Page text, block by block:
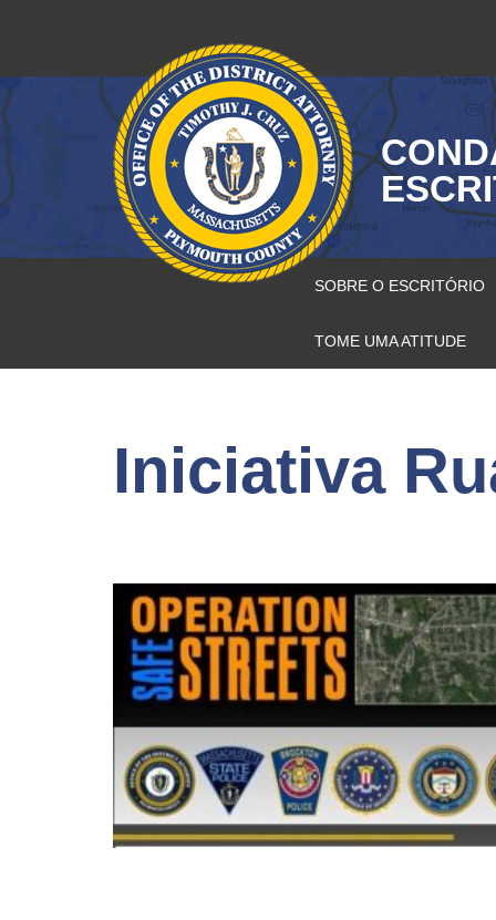
conteúdo
SOBRE O ESCRITÓRIO
TOME UMA ATITUDE
Iniciativa